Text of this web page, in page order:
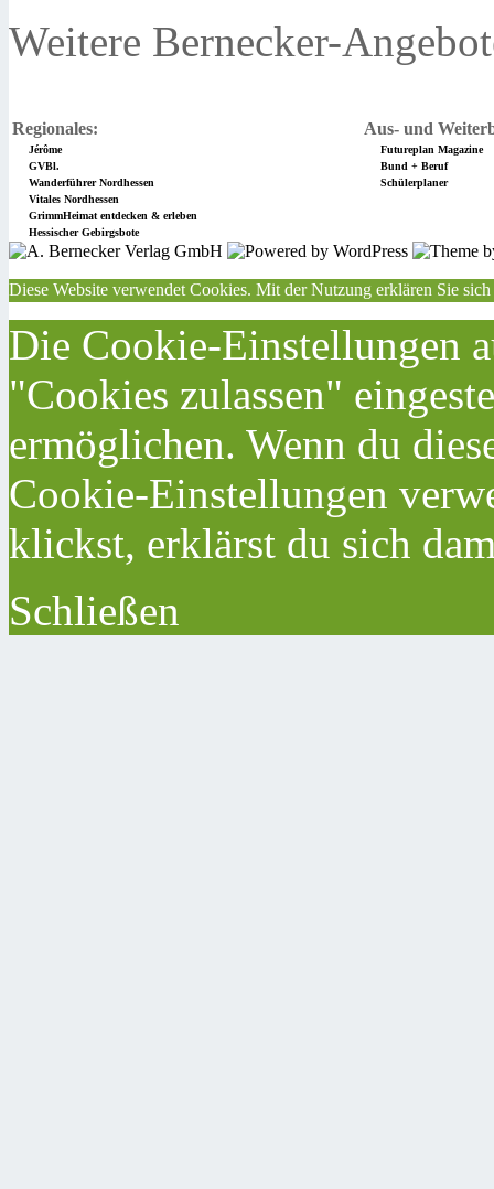
Weitere Bernecker-
Regionales: Aus- und
Jérôme
Futureplan Magazine
GVBl.
Bund + Beruf
Wanderführer Nordhessen
Schülerplaner
Vitales Nordhessen
GrimmHeimat entdecken & erleben
Hessischer Gebirgsbote
Diese Website verwendet Cookies. Mit der Nutzung erklären Sie
Die Cookie-Einstellungen
"Cookies zulassen"
ermöglichen. Wenn du
Cookie-Einstellungen
klickst, erklärst du sich
Schließen